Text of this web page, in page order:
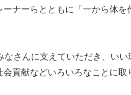
ナーらとともに「一から体
さんに支えていただき、い
貢献などいろいろなことに取